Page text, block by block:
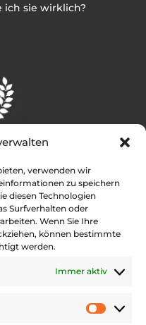
verwenden wir
zu speichern
diesen Technologien
Surfverhalten oder
Wenn Sie Ihre
können bestimmte
werden.
Immer aktiv
ich sie wirklich?
– Internationale
Kontakt
Tasker Sails Standorte
Bewertungen